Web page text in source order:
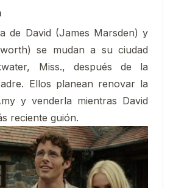
de David (James Marsden) y
se mudan a su ciudad
Miss., después de la
Ellos planean renovar la
y venderla mientras David
reciente guión.